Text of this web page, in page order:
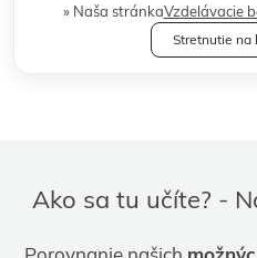
Naša stránkaVzdelávacie
Stretnutie na
Ako sa tu učíte? -